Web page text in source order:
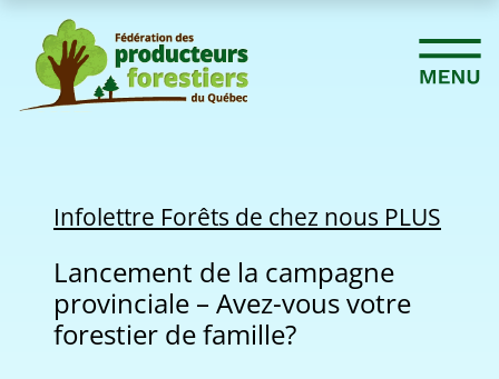
Infolettre Forêts de chez nous PLUS
Lancement de la campagne
provinciale – Avez-vous votre
forestier de famille?